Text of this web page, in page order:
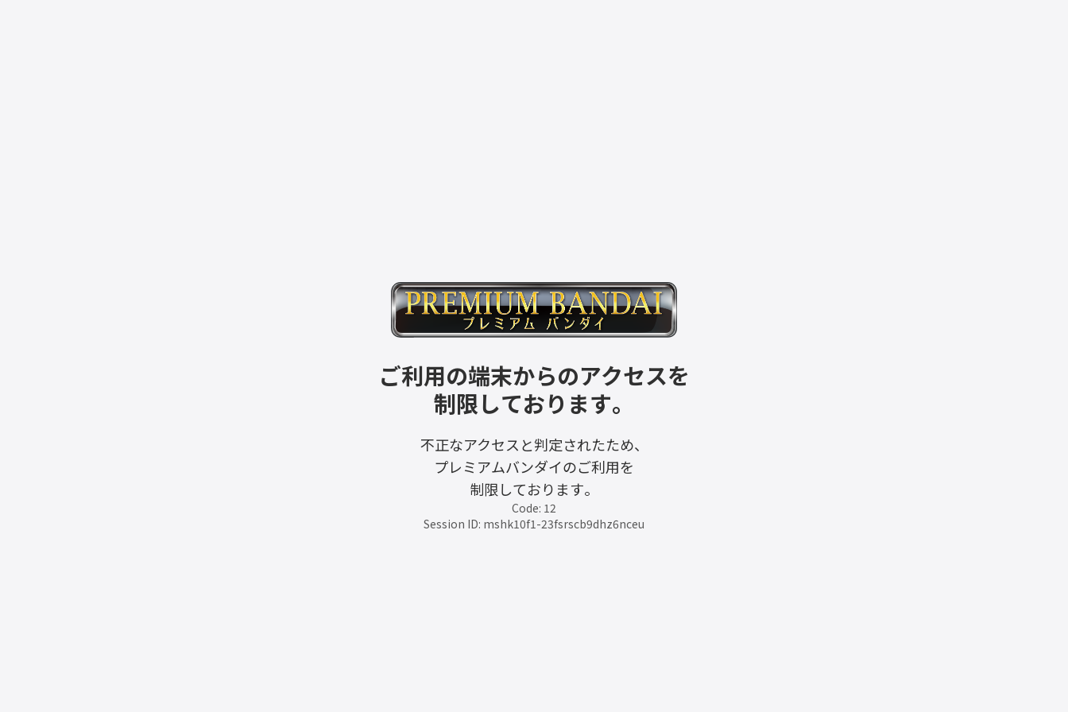
ご利用の端末からのアクセスを
制限しております。
不正なアクセスと判定されたため、
プレミアムバンダイのご利用を
制限しております。
Code: 12
Session ID: mshk10f1-23fsrscb9dhz6nceu